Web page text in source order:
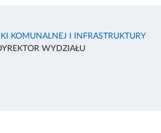
KOMUNALNEJ I INFRASTRUKTURY
WYDZIAŁU